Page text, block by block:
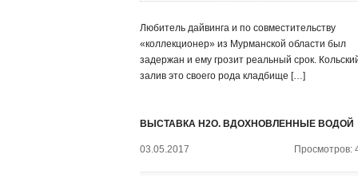
Любитель дайвинга и по совместительству
«коллекционер» из Мурманской области был
задержан и ему грозит реальный срок.
залив это своего рода кладбище […]
ВЫСТАВКА H2O. ВДОХНОВЛЕННЫЕ ВОДОЙ
03.05.2017 Просмотров: